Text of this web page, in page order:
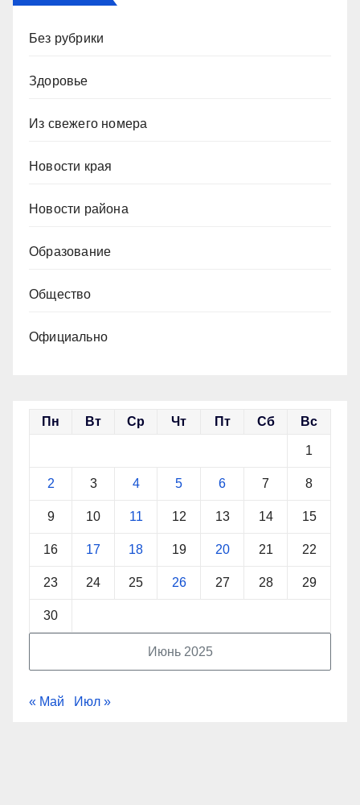
Без рубрики
Здоровье
Из свежего номера
Новости края
Новости района
Образование
Общество
Официально
Июнь 2025
Пн Вт Ср Чт Пт Сб Вс
1
2 3 4 5 6 7 8
9 10 11 12 13 14 15
16 17 18 19 20 21 22
23 24 25 26 27 28 29
30
« Май Июл »